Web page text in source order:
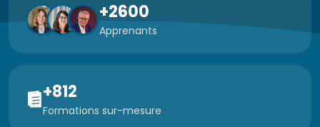
+2600
Apprenants
+812
Formations sur-mesure